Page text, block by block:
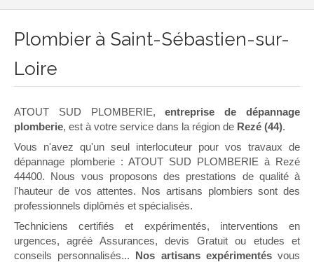
Plombier à Saint-Sébastien-sur-
Loire
ATOUT SUD PLOMBERIE,entreprise de dépannage
plomberie, est à votre service dans la région de Rezé (44).
Vous n'avez qu'un seul interlocuteur pour vos travaux de
dépannage plomberie : ATOUT SUD PLOMBERIE à Rezé
44400. Nous vous proposons des prestations de qualité à
l'hauteur de vos attentes. Nos artisans plombiers sont des
professionnels diplômés et spécialisés.
Techniciens certifiés et expérimentés, interventions en
urgences, agréé Assurances, devis Gratuit ou etudes et
conseils personnalisés... Nos artisans expérimentésvous